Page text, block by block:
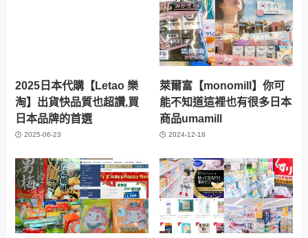
2025日本代購【Letao 樂
淘】出貨快品質也超讚,買
日本品牌的首選
2025-06-23
萊爾富【monomill】你可
能不知道這裡也有很多日本
商品umamill
2024-12-18